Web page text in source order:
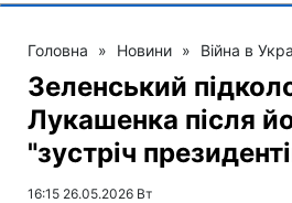
Головна » Новини » Війна в
Зеленський
Лукашенка після
"зустріч
16:15 26.05.2026 Вт